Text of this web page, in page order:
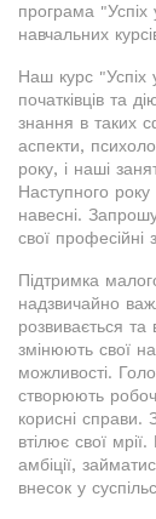
програма "Успіх
навчальних
Наш курс "Успіх
початківців та
знання в таких
аспекти,
року, і наші
Наступного
навесні.
свої професійні
Підтримка
надзвичайно
розвивається та
змінюють свої
можливості.
створюють
корисні
втілює свої
амбіції,
внесок у